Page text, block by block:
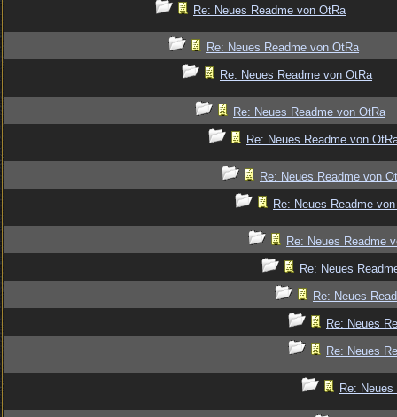
Re: Neues Readme von OtRa
Re: Neues Readme von OtRa
Re: Neues Readme von OtRa
Re: Neues Readme von OtRa
Re: Neues Readme von
Re: Neues Readme von
Re: Neues Readme
Re: Neues Readme
Re: Neues
Re: Neues
Re: Neues
Re: Neues
Re: